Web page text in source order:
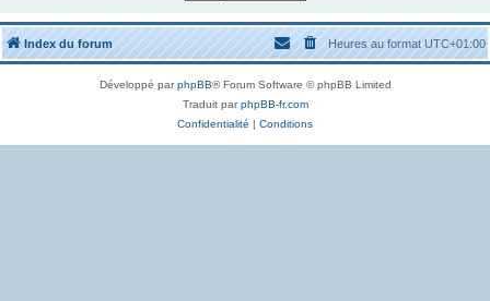
Index du forum Heures au formatUTC+01:00
Développé parphpBB® Forum Software © phpBB Limited
Traduit parphpBB-fr.com
Confidentialité | Conditions